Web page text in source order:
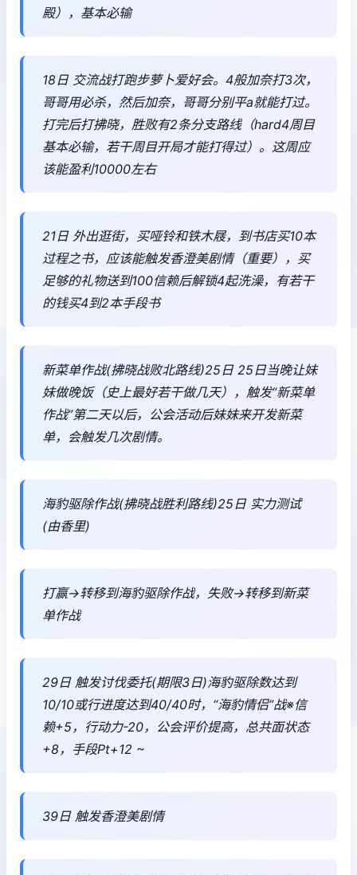
殿），基本必输
18日 交流战打跑步萝卜爱好会。4般加奈打3次，
哥哥用必杀，然后加奈，哥哥分别平a就能打过。
打完后打拂晓，胜败有2条分支路线（hard4周目
基本必输，若干周目开局才能打得过）。这周应
该能盈利10000左右
21日 外出逛街，买哑铃和铁木屐，到书店买10本
过程之书，应该能触发香澄美剧情（重要），买
足够的礼物送到100信赖后解锁4起洗澡，有若干
的钱买4到2本手段书
新菜单作战(拂晓战败北路线)25日 25日当晚让妹
妹做晚饭（史上最好若干做几天），触发“新菜单
作战”第二天以后，公会活动后妹妹来开发新菜
单，会触发几次剧情。
海豹驱除作战(拂晓战胜利路线)25日 实力测试
(由香里)
打赢→转移到海豹驱除作战，失败→转移到新菜
单作战
29日 触发讨伐委托(期限3日)海豹驱除数达到
10/10或行进度达到40/40时，“海豹情侣”战※信
赖+5，行动力-20，公会评价提高，总共面状态
+8，手段Pt+12 ~
39日 触发香澄美剧情